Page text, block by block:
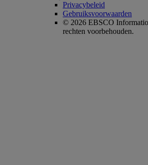
Privacybeleid
Gebruiksvoorwaarden
© 2026 EBSCO
rechten voorbehouden.